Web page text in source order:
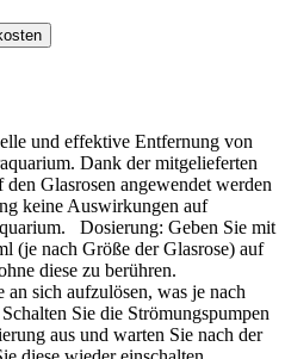
und effektive Entfernung von
Dank der mitgelieferten
Glasrosen angewendet werden
keine Auswirkungen auf
Dosierung: Geben Sie mit
(je nach Größe der Glasrose) auf
diese zu berühren.
sich aufzulösen, was je nach
Sie die Strömungspumpen
aus und warten Sie nach der